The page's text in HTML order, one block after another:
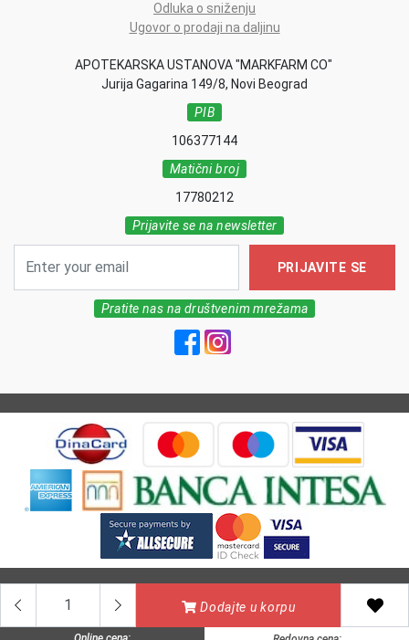
Dodajte u korpu
Odluka o sniženju
Ugovor o prodaji na daljinu
APOTEKARSKA USTANOVA "MARKFARM CO"
Jurija Gagarina 149/8, Novi Beograd
PIB
106377144
Matični broj
17780212
Prijavite se na newsletter
PRIJAVITE SE
Pratite nas na društvenim mrežama